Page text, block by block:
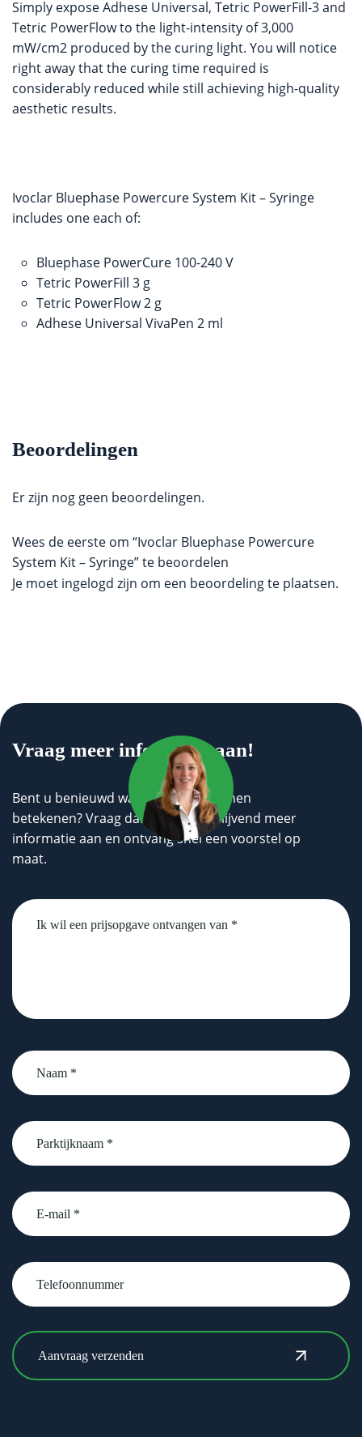
Simply expose Adhese Universal, Tetric PowerFill-3 and
Tetric PowerFlow to the light-intensity of 3,000
mW/cm2 produced by the curing light. You will notice
right away that the curing time required is
considerably reduced while still achieving high-quality
aesthetic results.
Ivoclar Bluephase Powercure System Kit – Syringe
includes one each of:
Bluephase PowerCure 100-240 V
Tetric PowerFill 3 g
Tetric PowerFlow 2 g
Adhese Universal VivaPen 2 ml
Beoordelingen
Er zijn nog geen beoordelingen.
Wees de eerste om “Ivoclar Bluephase Powercure
System Kit – Syringe” te beoordelen
Je moet ingelogd zijn om een beoordeling te plaatsen.
Vraag meer informatie aan!
Bent u benieuwd wat wij voor u kunnen
betekenen? Vraag dan geheel vrijblijvend meer
informatie aan en ontvang snel een voorstel op
maat.
Untitled
Naam
*
Parktijknaam
*
email
Telefoonnummer